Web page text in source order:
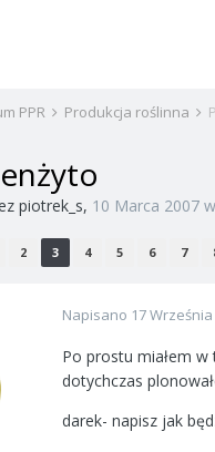
PPR Produkcja roślinna
piotrek_s, 10 Marca 2007 w
2 3 4 5 6 7
Napisano 17
Po prostu miałem
dotychczas
darek- napisz jak